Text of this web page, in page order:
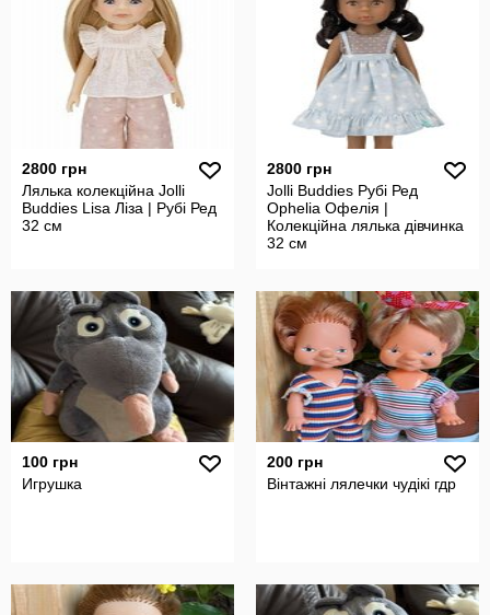
2800 грн
Лялька колекційна Jolli
Buddies Lisa Ліза | Рубі Ред
32 см
2800 грн
Jolli Buddies Рубі Ред
Ophelia Офелія |
Колекційна лялька дівчинка
32 см
100 грн
Игрушка
200 грн
Вінтажні лялечки чудікі гдр